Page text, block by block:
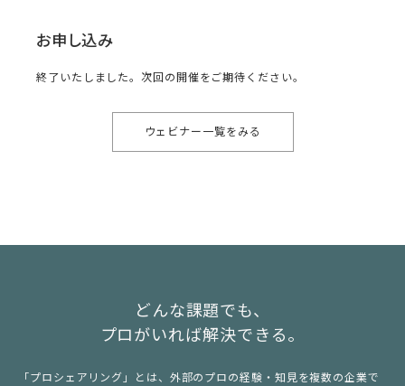
お申し込み
終了いたしました。次回の開催をご期待ください。
ウェビナー一覧をみる
どんな課題でも、
プロがいれば解決できる。
「プロシェアリング」とは、外部のプロの経験・知見を複数の企業で